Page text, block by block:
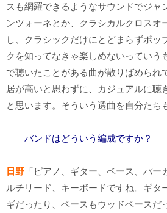
スも網羅できるようなサウンドでジャ
ンツォーネとか、クラシカルクロスオ
し、クラシックだけにとどまらずポッ
クを知ってなきゃ楽しめないっていう
で聴いたことがある曲が散りばめられ
居が高いと思わずに、カジュアルに聴
と思います。そういう選曲を自分たち
――バンドはどういう編成ですか？
日野 「ピアノ、ギター、ベース、パ
ルチリード、キーボードですね。ギタ
ギだったり、ベースもウッドベースだ